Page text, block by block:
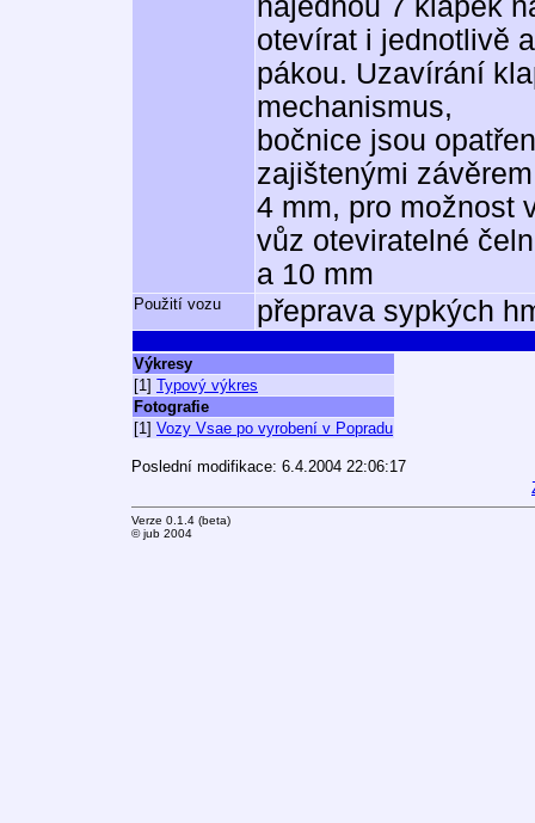
najednou 7 klapek
otevírat i jednotlivě
pákou. Uzavírání
mechanismus,
bočnice jsou
zajištenými
4 mm, pro možnost
vůz oteviratelné
a 10 mm
Použití vozu přeprava sypkých
Výkresy
[1] Typový výkres
Fotografie
[1] Vozy Vsae po vyrobení v Popradu
Poslední modifikace: 6.4.2004 22:06:17
Verze 0.1.4 (beta)
© jub 2004